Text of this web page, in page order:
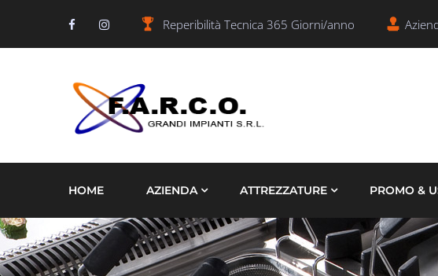
Reperibilità Tecnica 365 Giorni/anno
HOME AZIENDA ATTREZZATURE PROMO &